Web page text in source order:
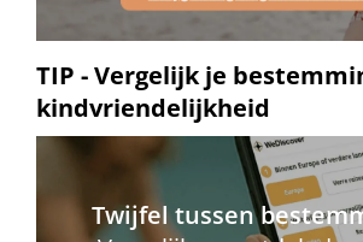
TIP - Vergelijk je
kindvriendelijkheid
Twijfel tussen